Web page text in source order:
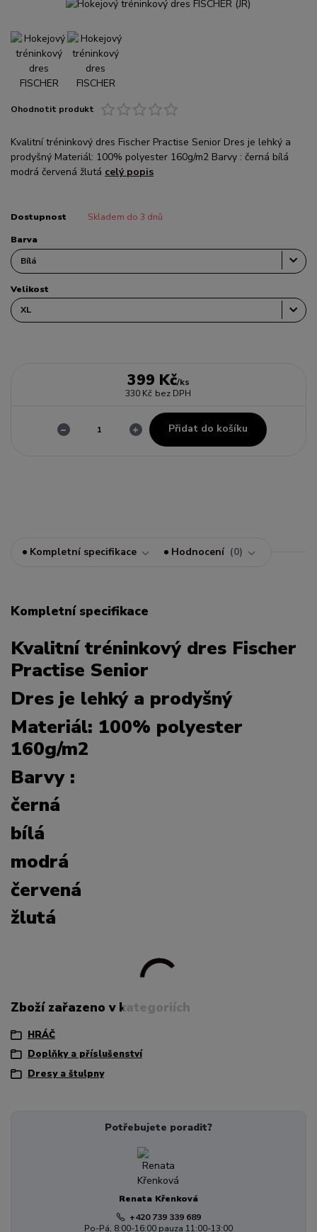
Ohodnotit produkt
Kvalitní tréninkový dres Fischer Practise Senior Dres je lehký a
prodyšný Materiál: 100% polyester 160g/m2 Barvy : černá bílá
modrá červená žlutá celý popis
Dostupnost Skladem do 3 dnů
Barva
Velikost
399 Kč/ks
330 Kč bez DPH
Přidat do košíku
Kompletní specifikace Hodnocení 0
Kompletní specifikace
Kvalitní tréninkový dres Fischer
Practise Senior
Dres je lehký a prodyšný
Materiál: 100% polyester
160g/m2
Barvy :
černá
bílá
modrá
červená
žlutá
Zboží zařazeno v kategoriích
HRÁČ
Doplňky a příslušenství
Dresy a štulpny
Potřebujete poradit?
Renata Křenková
+420 739 339 689
Po-Pá, 8:00-16:00 pauza 11:00-13:00